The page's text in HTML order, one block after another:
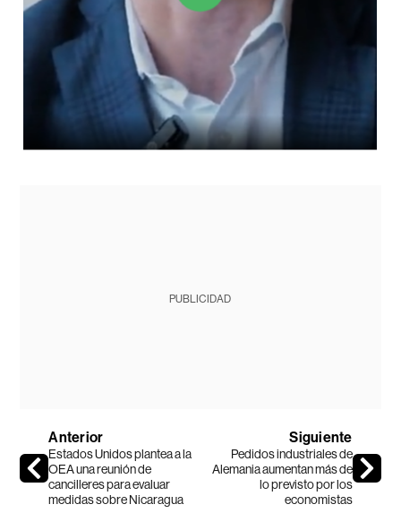
PUBLICIDAD
Anterior
Estados Unidos plantea a la
OEA una reunión de
cancilleres para evaluar
medidas sobre Nicaragua
Siguiente
Pedidos industriales de
Alemania aumentan más de
lo previsto por los
economistas